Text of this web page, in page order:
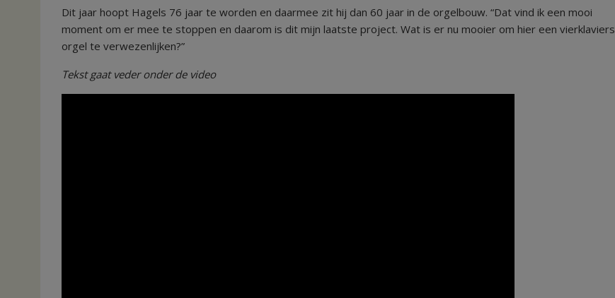
Dit jaar hoopt Hagels 76 jaar te worden en daarmee zit hij dan 60 jaar in de orgelbouw. “Dat vind ik een mooi
moment om er mee te stoppen en daarom is dit mijn laatste project. Wat is er nu mooier om hier een vierklaviers
orgel te verwezenlijken?”
Tekst gaat veder onder de video